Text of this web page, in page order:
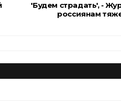
'Будем страдать', -
россиянам